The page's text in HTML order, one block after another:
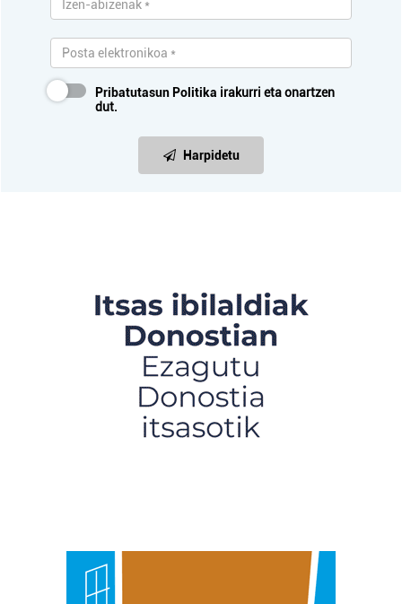
Pribatutasun Politika irakurri eta onartzen
dut.
Harpidetu